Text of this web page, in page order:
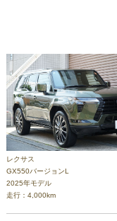
レクサス
GX550バージョンL
2025年モデル
走行：4,000km